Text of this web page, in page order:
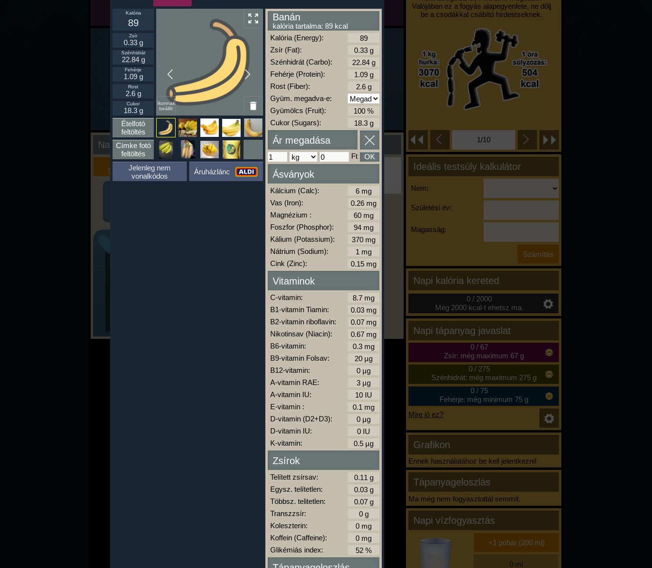
Valójában ez a fogyás alapegyenlete, ne dőlj
be a csodákkal csábító hirdetéseknek.
1/10
Ideális testsúly kalkulátor
Nem:
Születési év:
Magasság:
Napi kalória kereted
0 / 2000
Még 2000 kcal-t ehetsz ma.
Napi tápanyag javaslat
0/ 67
Zsír: még maximum 67 g
0/ 275
Szénhidrát: még maximum 275 g
0/ 75
Fehérje: még minimum 75 g
Mire jó ez?
Grafikon
Ennek használatához be kell jelentkezni!
Tápanyageloszlás
Ma még nem fogyasztottál semmit.
Napi vízfogyasztás
Nap kiértékelése
Kalória
Szimulátor
Szöveges
Értékelés
Ha ma már nem eszel/sportolsz többet,
kattints a kiértékelésre!
A Kalória Szimulátor Prémium funkció.
kalóriabázis.hu
-
Ikonnak
beállít
Kalória
89
Zsír
0.33 g
Szénhidrát
22.84 g
Fehérje
1.09 g
Rost
2.6 g
Cukor
18.3 g
Ételfotó
feltöltés
Címke fotó
feltöltés
Jelenleg nem
vonalkódos
Áruházlánc
Banán
kalória tartalma: 89 kcal
Kalória (Energy):
Zsír (Fat):
Szénhidrát (Carbo):
Fehérje (Protein):
Rost (Fiber):
Gyüm. megadva-e:
Gyümölcs (Fruit):
Cukor (Sugars):
Ár megadása
Ft OK
Ásványok
Kálcium (Calc):
Vas (Iron):
Magnézium :
Foszfor (Phosphor):
Kálium (Potassium):
Nátrium (Sodium):
Cink (Zinc):
Vitaminok
C-vitamin:
B1-vitamin Tiamin:
B2-vitamin riboflavin:
Nikotinsav (Niacin):
B6-vitamin:
B9-vitamin Folsav:
B12-vitamin:
A-vitamin RAE:
A-vitamin IU:
E-vitamin :
D-vitamin (D2+D3):
D-vitamin IU:
K-vitamin:
Zsírok
Telített zsírsav:
Egysz. telítetlen:
Többsz. telitetlen:
Transzzsír:
Koleszterin:
Koffein (Caffeine):
Glikémiás index: